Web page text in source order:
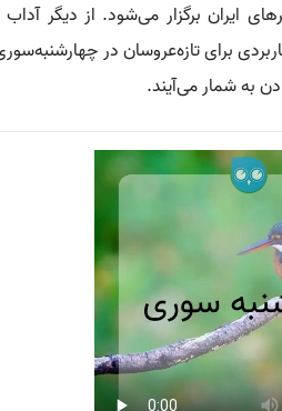
ایران برگزار می‌شود. از دیگر
برای تازه‌عروسان در
به شمار می‌آیند.